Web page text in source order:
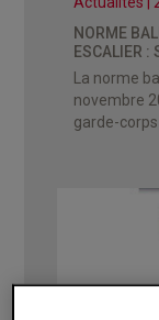
NORME
ESCALIER :
La norme
novembre
garde-corps